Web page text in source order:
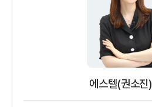
에스텔(권소진)